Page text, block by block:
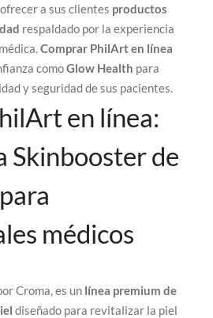
a sus clientes productos
respaldado por la experiencia
Comprar PhilArt en línea
comoGlow Health para
y seguridad de sus pacientes.
en línea:
Skinbooster de
médicos
Croma, es un línea premium de
diseñado para revitalizar la piel